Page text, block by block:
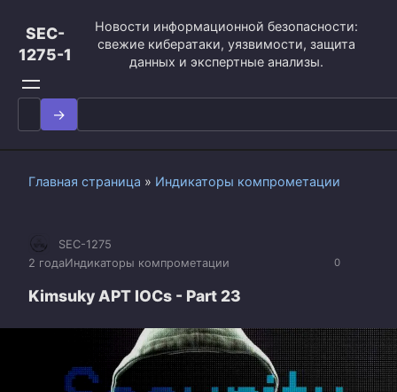
контенту
SEC-
1275-1
Новости информационной безопасности:
свежие кибератаки, уязвимости, защита
данных и экспертные анализы.
Search
for:
Главная страница » Индикаторы компрометации
0
SEC-1275
2 годаИндикаторы компрометации
Kimsuky APT IOCs - Part 23